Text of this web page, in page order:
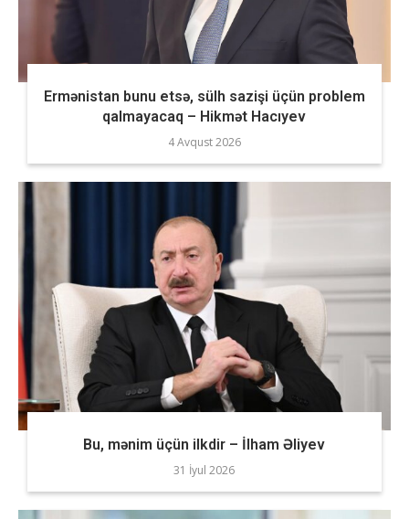
Ermənistan bunu etsə, sülh sazişi üçün problem
qalmayacaq – Hikmət Hacıyev
4 Avqust 2026
Bu, mənim üçün ilkdir – İlham Əliyev
31 İyul 2026